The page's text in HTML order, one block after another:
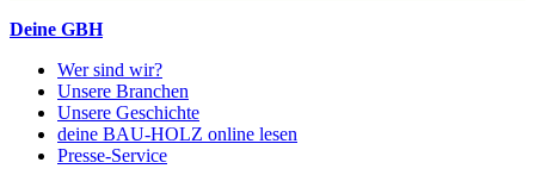
Deine GBH
Wer sind wir?
Unsere Branchen
Unsere Geschichte
deine BAU-HOLZ online lesen
Presse-Service